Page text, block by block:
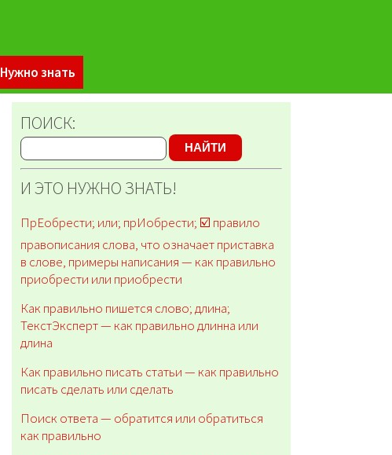
Нужно знать
ПОИСК:
НАЙТИ
И ЭТО НУЖНО ЗНАТЬ!
ПрЕобрести; или; прИобрести; ☑️ правило
правописания слова, что означает приставка
в слове, примеры написания — как правильно
приобрести или приобрести
Как правильно пишется слово; длина;
ТекстЭксперт — как правильно длинна или
длина
Как правильно писать статьи — как правильно
писать сделать или сделать
Поиск ответа — обратится или обратиться
как правильно